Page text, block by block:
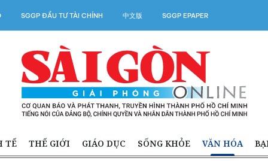
SGGP ĐẦU TƯ TÀI CHÍNH 中文版 SGGP EPAPER
TẾ THẾ GIỚI GIÁO DỤC SỐNG KHỎE VĂN HÓA